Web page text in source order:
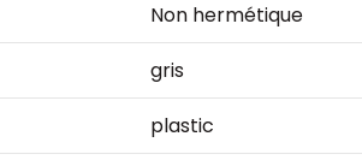
Non hermétique
gris
plastic